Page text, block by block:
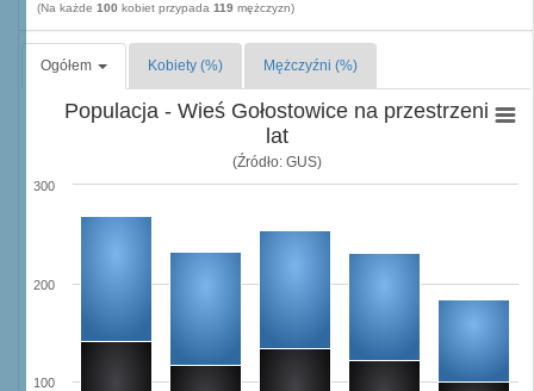
(Na każde 100 kobiet przypada 119 mężczyzn)
Ogółem Kobiety (%) Mężczyźni (%)
Populacja - Wieś Gołostowice na przestrzeni
lat
(Źródło: GUS)
100
200
300